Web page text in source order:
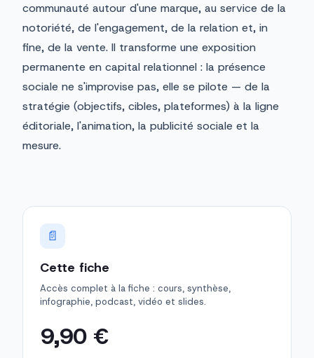
communauté autour d'une marque, au service de la
notoriété, de l'engagement, de la relation et, in
fine, de la vente. Il transforme une exposition
permanente en capital relationnel : la présence
sociale ne s'improvise pas, elle se pilote — de la
stratégie (objectifs, cibles, plateformes) à la ligne
éditoriale, l'animation, la publicité sociale et la
mesure.
📄
Cette fiche
Accès complet à la fiche : cours, synthèse,
infographie, podcast, vidéo et slides.
9,90 €